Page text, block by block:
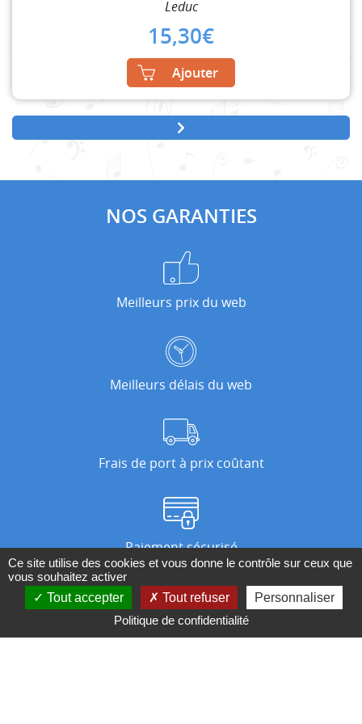
Leduc
15,30€
Ajouter
NOS GARANTIES
Meilleurs prix du web
Meilleurs délais du web
Frais de port à prix coûtant
Paiement sécurisé
Nos magasins
Ce site utilise des cookies et vous donne le contrôle sur ceux que
vous souhaitez activer
Tout accepter
Tout refuser
Personnaliser
Politique de confidentialité